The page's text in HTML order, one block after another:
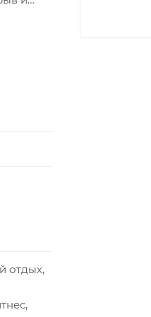
отдых,